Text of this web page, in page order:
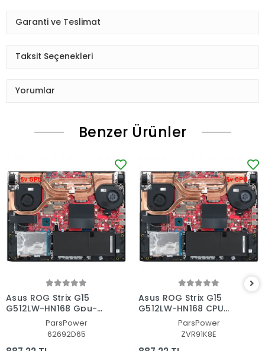
Garanti ve Teslimat
Taksit Seçenekleri
Yorumlar
Benzer Ürünler
Asus ROG Strix G15
G512LW-HN168 Gpu-
Vga Fan - Ekran Kartı
ParsPower
62692D65
Asus ROG Strix G15
G512LW-HN168 CPU
Fan - İşlemci Fanı
ParsPower
ZVR91K8E